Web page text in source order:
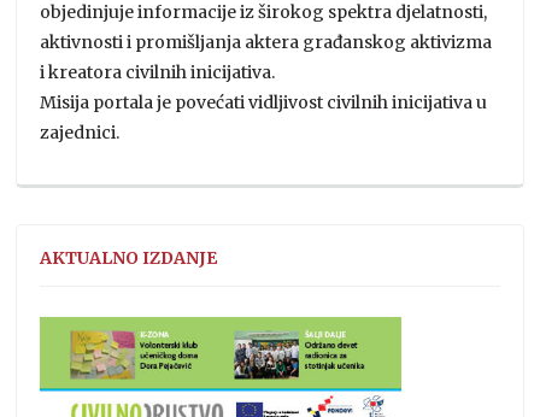
objedinjuje informacije iz širokog spektra djelatnosti,
aktivnosti i promišljanja aktera građanskog aktivizma
i kreatora civilnih inicijativa.
Misija portala je povećati vidljivost civilnih inicijativa u
zajednici.
AKTUALNO IZDANJE